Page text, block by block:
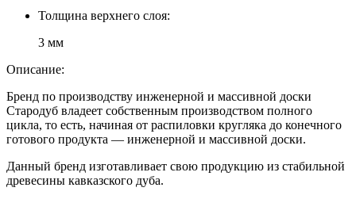
Толщина верхнего слоя:
3 мм
Описание:
Бренд по производству инженерной и массивной доски
Стародуб владеет собственным производством полного
цикла, то есть, начиная от распиловки кругляка до конечного
готового продукта — инженерной и массивной доски.
Данный бренд изготавливает свою продукцию из стабильной
древесины кавказского дуба.